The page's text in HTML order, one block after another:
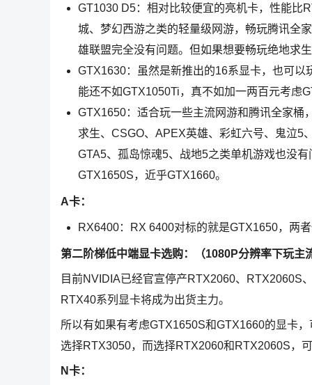
GT1030 D5：相对比较便宜的亮机卡，性能比
城、梦幻西游之类的轻量级网游，畅玩腾讯全
雄联盟完全没有问题。但如果想要畅玩绝地求
GTX1630：虽然是新推出的16系显卡，也可
能还不如GTX1050Ti，真不如加一两百元考虑
GTX1650：适合玩一些主流网游和腾讯全家桶
求生、CSGO、APEX英雄、彩虹六号、鬼泣5
GTA5、孤岛惊魂5、战地5之类单机游戏也没
GTX1650S，近乎GTX1660。
A卡：
RX6400：RX 6400对标的就是GTX1650，两
第二阶梯低中端显卡选购：（1080P分辨率下玩主
目前NVIDIA已经官宣停产RTX2060、RTX2060S
RTX40系列显卡将成为出货主力。
所以有如果有考虑GTX1650S和GTX1660的显卡
选择RTX3050，而选择RTX2060和RTX2060S，
N卡：